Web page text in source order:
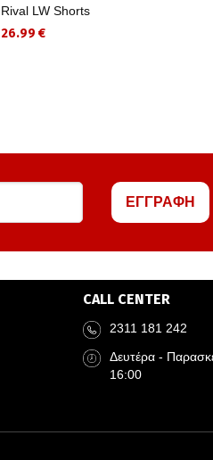
Rival LW Shorts
26.99 €
ΕΓΓΡΑΦΗ
CALL CENTER
2311 181 242
Δευτέρα -
16:00